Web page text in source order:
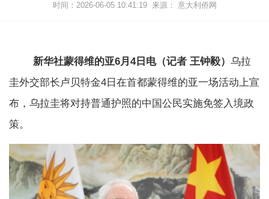
时间：2026-06-05 10:41:19 来源： 意大利侨网
新华社蒙得维的亚6月4日电（记者 王钟毅） 乌拉
圭外交部长卢贝特金4日在首都蒙得维的亚一场活动上宣
布，乌拉圭将对持普通护照的中国公民实施免签入境政
策。